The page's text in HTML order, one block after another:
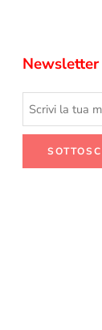
Newsletter